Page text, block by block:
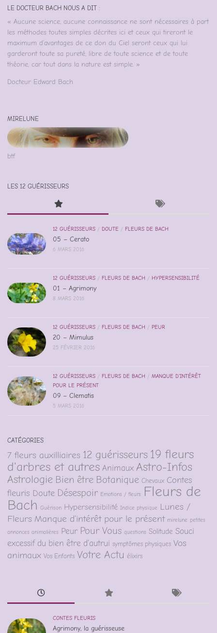
LE DOCTEUR BACH NOUS A DIT :
« Aucune science, aucune connaissance ne sont nécessaires à part
les méthodes toutes simples décrites ici et ceux qui tireront le
maximum d’avantages de ce don du Ciel seront ceux qui lui
garderont toute sa pureté, libre de toute science et de toute
théorie, car tout dans la nature est simple. »
Docteur Edward Bach
MIRELUNE
btf
LES 12 GUÉRISSEURS
12 GUÉRISSEURS / DOUTE / FLEURS DE BACH
05 – Cerato
6 MARS 2016
12 GUÉRISSEURS / FLEURS DE BACH / HYPERSENSIBILITÉ
01 – Agrimony
8 MARS 2016
12 GUÉRISSEURS / FLEURS DE BACH / PEUR
20 – Mimulus
25 FÉVRIER 2016
12 GUÉRISSEURS / FLEURS DE BACH / MANQUE D'INTÉRÊT
POUR LE PRÉSENT
09 – Clematis
5 MARS 2016
CATÉGORIES
7 fleurs auxilliaires 12 guérisseurs 19 fleurs
d'arbres et autres Animaux Astro-Infos
Astrologie Bien être Botanique Chevaux Contes
fleuris Doute Désespoir Emotions / fleurs
Fleurs de
Bach Guérison Hypersensibilité Indice physique
Lunes /
Fleurs Manque d'intérêt pour le présent mirelune petites
annonces animalières Peur Pour Vous questions Solitude Souci
excessif du bien être d'autrui symptômes physiques Vos
animaux Vos Enfants Votre Actu élixirs
CONTES FLEURIS
Agrimony, la guérisseuse